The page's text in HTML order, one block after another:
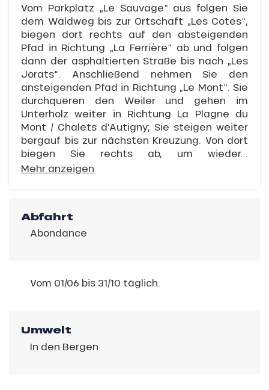
Vom Parkplatz „Le Sauvage“ aus folgen Sie
dem Waldweg bis zur Ortschaft „Les Cotes“,
biegen dort rechts auf den absteigenden
Pfad in Richtung „La Ferrière“ ab und folgen
dann der asphaltierten Straße bis nach „Les
Jorats“. Anschließend nehmen Sie den
ansteigenden Pfad in Richtung „Le Mont“. Sie
durchqueren den Weiler und gehen im
Unterholz weiter in Richtung La Plagne du
Mont / Chalets d’Autigny; Sie steigen weiter
bergauf bis zur nächsten Kreuzung. Von dort
biegen Sie rechts ab, um wieder...
Mehr anzeigen
Abfahrt
Abondance
Vom 01/06 bis 31/10 täglich.
Umwelt
In den Bergen